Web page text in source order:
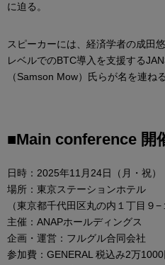
に迫る。
スピーカーには、経済学者の成田
レベルでのBTC導入を支援する
（Samson Mow）氏らが名を連ねる
■Main conference 開
日時：2025年11月24日（月・祝）
場所：東京ステーションホテル
（東京都千代田区丸の内１丁目９−
主催：ANAPホールディングス
企画・運営：フルグル合同会社
参加費：GENERAL 税込み2万